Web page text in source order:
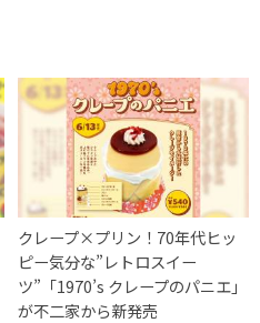
クレープ×プリン！70年代ヒッ
ピー気分な”レトロスイー
ツ”「1970’s クレープのパニエ」
が不二家から新発売